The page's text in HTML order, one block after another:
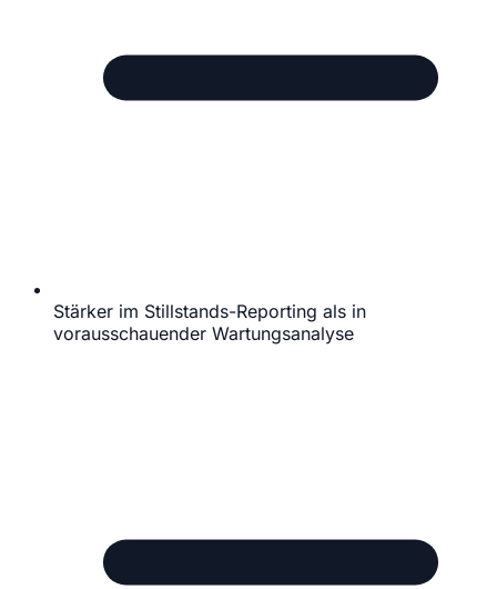
Stärker im Stillstands-Reporting als in
vorausschauender Wartungsanalyse